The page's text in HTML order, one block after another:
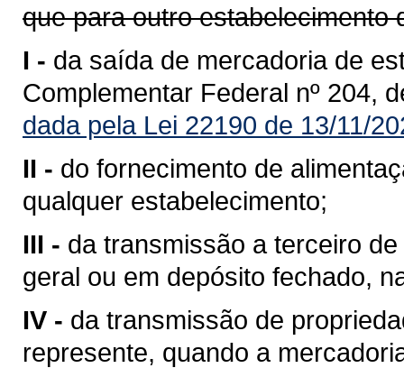
que para outro estabelecimento
I - da saída de mercadoria de
Complementar Federal nº 204,
dada pela Lei 22190 de 13/11/
II - do fornecimento de
qualquer estabelecimento;
III - da transmissão a terceiro
geral ou em depósito fechado,
IV - da transmissão de
represente, quando a